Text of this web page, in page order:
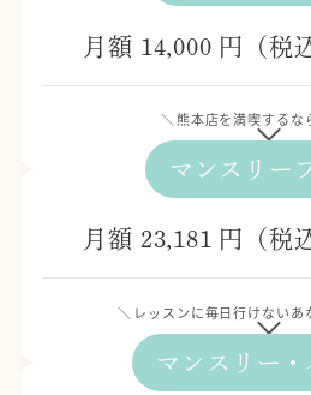
ひとつきに4回来れなかった
持ち越す事ができます。
翌々月への持ち越しはでき
月額 14,000 円（税
レッスンを月に8回受講でき
ひとつきに8回以上受講した
毎回1,800円で受講可能です。
ひとつきに8回来れなかった
持ち越す事ができます。
翌々月への持ち越しはでき
熊本店を満喫するな
マンスリー
月額 23,181 円（税
1日にホット、エアリアルの
ホット＋ホット、エアリア
は、2回目の受講は1,500円
レッスンに毎日行けないあ
マンスリー・